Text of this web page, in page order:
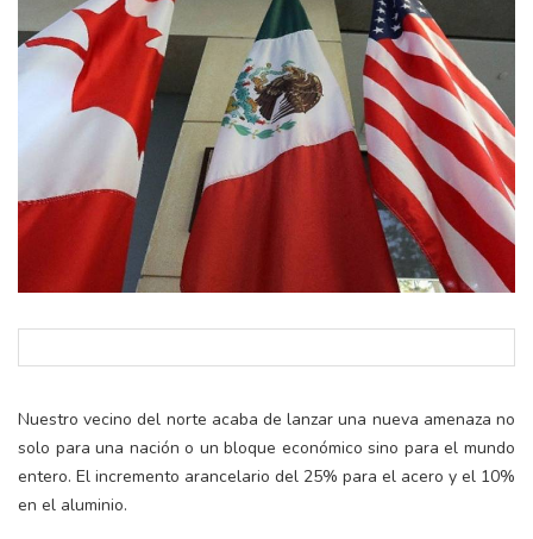
Nuestro vecino del norte acaba de lanzar una nueva amenaza no
solo para una nación o un bloque económico sino para el mundo
entero. El incremento arancelario del 25% para el acero y el 10%
en el aluminio.